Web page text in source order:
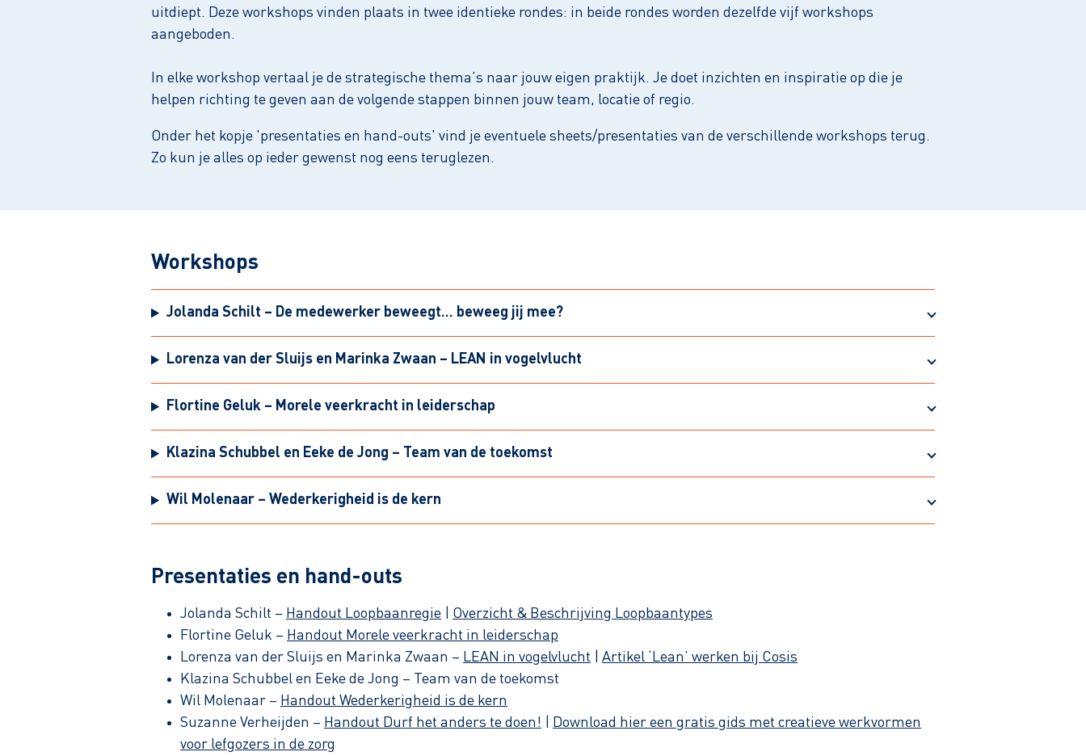
uitdiept. Deze workshops vinden plaats in twee identieke rondes: in beide rondes worden dezelfde vijf workshops
aangeboden.
In elke workshop vertaal je de strategische thema’s naar jouw eigen praktijk. Je doet inzichten en inspiratie op die je
helpen richting te geven aan de volgende stappen binnen jouw team, locatie of regio.
Onder het kopje 'presentaties en hand-outs' vind je eventuele sheets/presentaties van de verschillende workshops terug.
Zo kun je alles op ieder gewenst nog eens teruglezen.
Workshops
Jolanda Schilt – De medewerker beweegt… beweeg jij mee?
Lorenza van der Sluijs en Marinka Zwaan – LEAN in vogelvlucht
Flortine Geluk – Morele veerkracht in leiderschap
Klazina Schubbel en Eeke de Jong – Team van de toekomst
Wil Molenaar – Wederkerigheid is de kern
Presentaties en hand-outs
Jolanda Schilt – Handout Loopbaanregie
Overzicht & Beschrijving Loopbaantypes
Flortine Geluk – Handout Morele veerkracht in leiderschap
Lorenza van der Sluijs en Marinka Zwaan – LEAN in vogelvlucht
Artikel ‘Lean’ werken bij Cosis
Klazina Schubbel en Eeke de Jong – Team van de toekomst
Wil Molenaar – Handout Wederkerigheid is de kern
Suzanne Verheijden – Handout Durf het anders te doen!
Download hier een gratis gids met creatieve werkvormen
voor lefgozers in de zorg